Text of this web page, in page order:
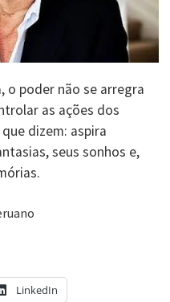
o poder não se arregra
as ações dos
dizem: aspira
seus sonhos e,
LinkedIn